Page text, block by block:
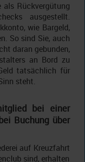
als Rückvergütung
ausgestellt.
wie Bargeld,
So sind Sie, auch
daran gebunden,
an Bord zu
tatsächlich für
steht.
bei einer
Buchung über
auf Kreuzfahrt
sind, erhalten